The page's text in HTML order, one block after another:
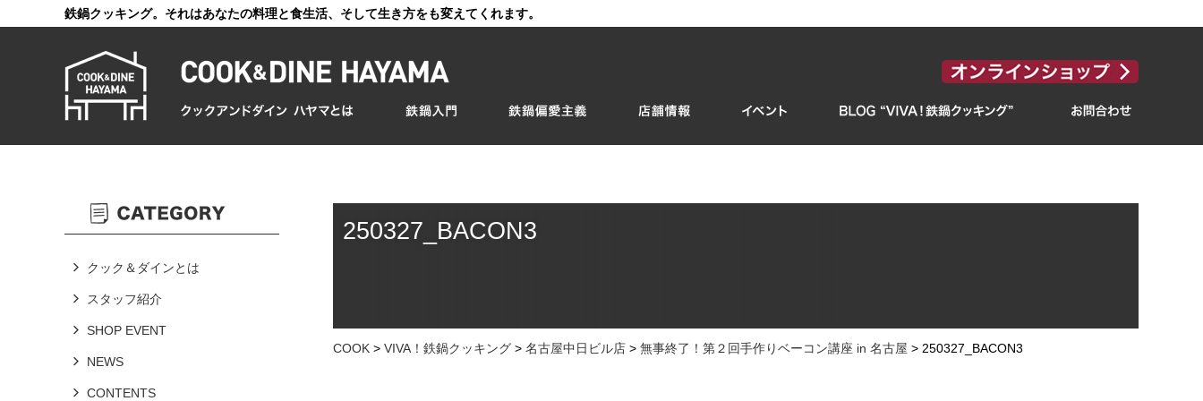
鉄鍋クッキング。それはあなたの料理と食生活、そして生き方をも変えてくれます。
250327_BACON3
COOK > VIVA！鉄鍋クッキング > 名古屋中日ビル店 > 無事終了！第２回手作りベーコン講座 in 名古屋 > 250327_BACON3
クック＆ダインとは
スタッフ紹介
SHOP EVENT
NEWS
CONTENTS